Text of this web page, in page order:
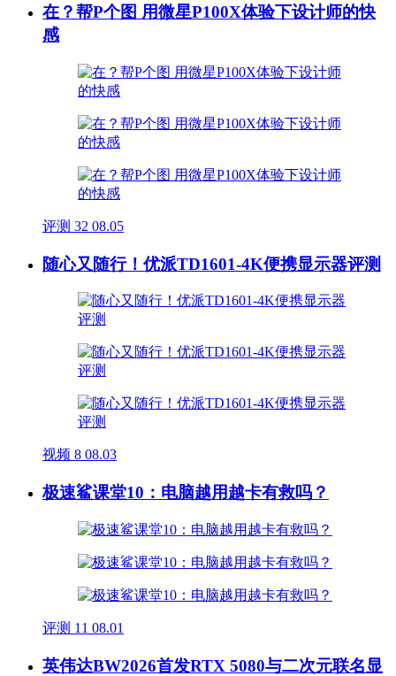
在？帮P个图 用微星P100X体验下设计师的快
感
评测 32 08.05
随心又随行！优派TD1601-4K便携显示器评测
视频 8 08.03
极速鲨课堂10：电脑越用越卡有救吗？
评测 11 08.01
英伟达BW2026首发RTX 5080与二次元联名显